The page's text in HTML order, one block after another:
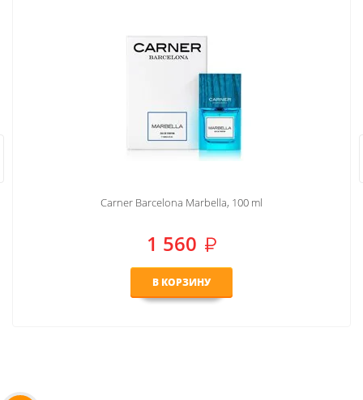
Carner Barcelona Marbella, 100 ml
1 560
В КОРЗИНУ